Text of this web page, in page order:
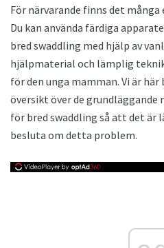
För närvarande finns det
Du kan använda färdiga
bred swaddling med hjälp av
hjälpmaterial och lämplig
för den unga mamman. Vi är
översikt över de
för bred swaddling så att det
besluta om detta problem.